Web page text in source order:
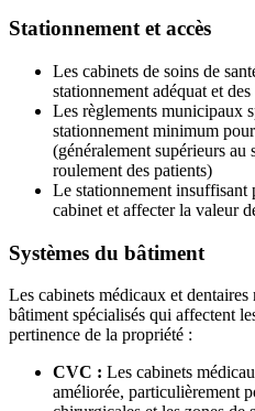
Stationnement et accès
Les cabinets de soins de
stationnement adéquat et des
Les règlements municipaux
stationnement minimum
(généralement supérieurs
roulement des patients)
Le stationnement insuffisant
cabinet et affecter la valeur
Systèmes du bâtiment
Les cabinets médicaux et dentaires
bâtiment spécialisés qui affectent
pertinence de la propriété :
CVC : Les cabinets
améliorée, particulièrement